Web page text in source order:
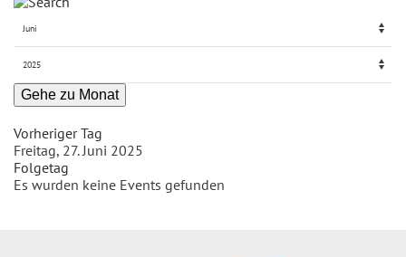
Gehe zu Monat
Vorheriger Tag
Freitag, 27. Juni 2025
Folgetag
Es wurden keine Events gefunden